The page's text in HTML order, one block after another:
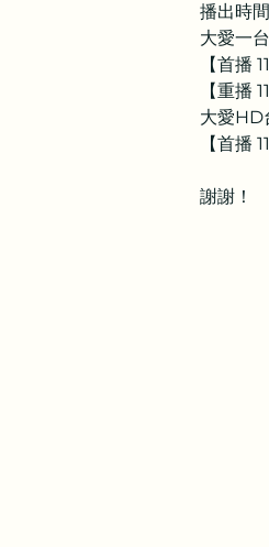
播出時
大愛一台
【首播
【重播
大愛HD
【首播
謝謝！